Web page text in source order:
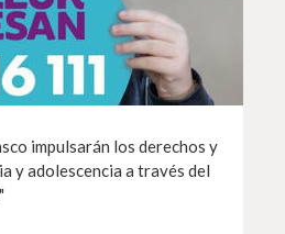
impulsarán los derechos y
y adolescencia a través del